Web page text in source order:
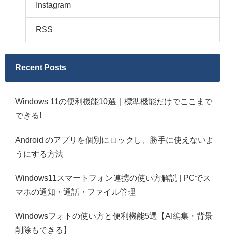
Instagram
RSS
Recent Posts
Windows 11の便利機能10選｜標準機能だけでここまで
できる!
Android のアプリを個別にロックし、勝手に使えないよ
うにする方法
Windows11スマートフォン連携の使い方解説 | PCでス
マホの通知・通話・ファイル管理
Windowsフォトの使い方と便利機能5選【AI編集・背景
削除もできる】